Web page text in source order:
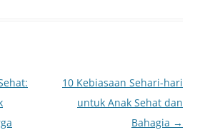
10 Kebiasaan Sehari-hari
untuk Anak Sehat dan
Bahagia →